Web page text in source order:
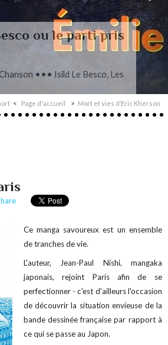
••• Fanny
Jahr
Page d'accueil Mort et vies d’Eric Kherson
Ce manga savoureux est un ensemble
de tranches de vie.
L'auteur, Jean-Paul Nishi, mangaka
japonais, rejoint Paris afin de se
perfectionner - c'est d'ailleurs l'occasion
de découvrir la situation envieuse de la
bande dessinée française par rapport à
ce qui se passe au Japon.